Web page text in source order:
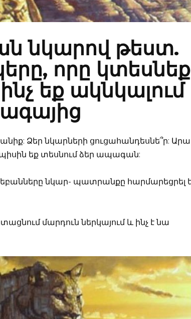
նկարով թեստ.
որը
եք ակնկալում
Ձեր նկարների ցուցահանդեսնե՞ր:
եք տեսնում ձեր ապագան:
նկար- պատրանքը հարմարեցրել
մարդուն ներկայում և ինչ է նա